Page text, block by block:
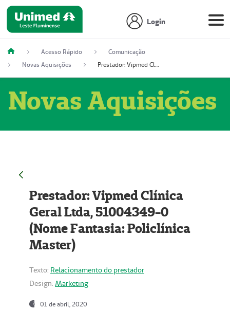
Login
Acesso Rápido
Comunicação
Novas Aquisições
Prestador: Vipmed Clínica Geral Ltda, 51004349-0 (Nome Fantasia: Policlínica Master)
Novas Aquisições
Prestador: Vipmed Clínica
Geral Ltda, 51004349-0
(Nome Fantasia: Policlínica
Master)
Texto: Relacionamento do prestador
Design: Marketing
01 de abril, 2020